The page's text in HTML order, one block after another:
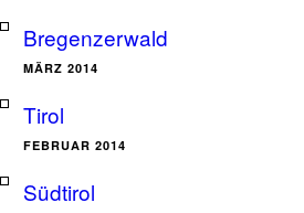
Bregenzerwald
MÄRZ 2014
Tirol
FEBRUAR 2014
Südtirol